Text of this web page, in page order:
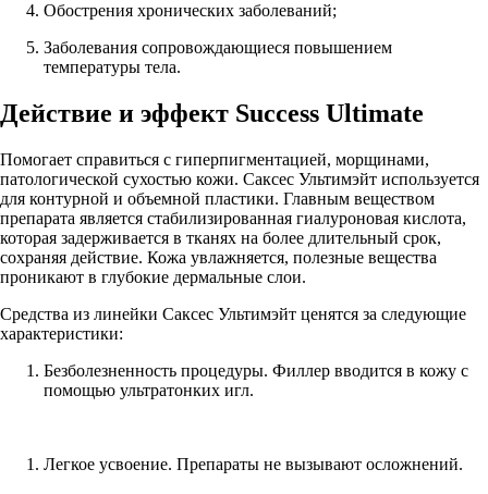
Обострения хронических заболеваний;
Заболевания сопровождающиеся повышением
температуры тела.
Действие и эффект Success Ultimate
Помогает справиться с гиперпигментацией, морщинами,
патологической сухостью кожи. Саксес Ультимэйт используется
для контурной и объемной пластики. Главным веществом
препарата является стабилизированная гиалуроновая кислота,
которая задерживается в тканях на более длительный срок,
сохраняя действие. Кожа увлажняется, полезные вещества
проникают в глубокие дермальные слои.
Средства из линейки Саксес Ультимэйт ценятся за следующие
характеристики:
Безболезненность процедуры. Филлер вводится в кожу с
помощью ультратонких игл.
Легкое усвоение. Препараты не вызывают осложнений.